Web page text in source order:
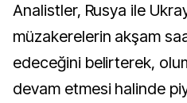
Analistler, Rusya ile
müzakerelerin akşam
edeceğini belirterek,
devam etmesi halinde